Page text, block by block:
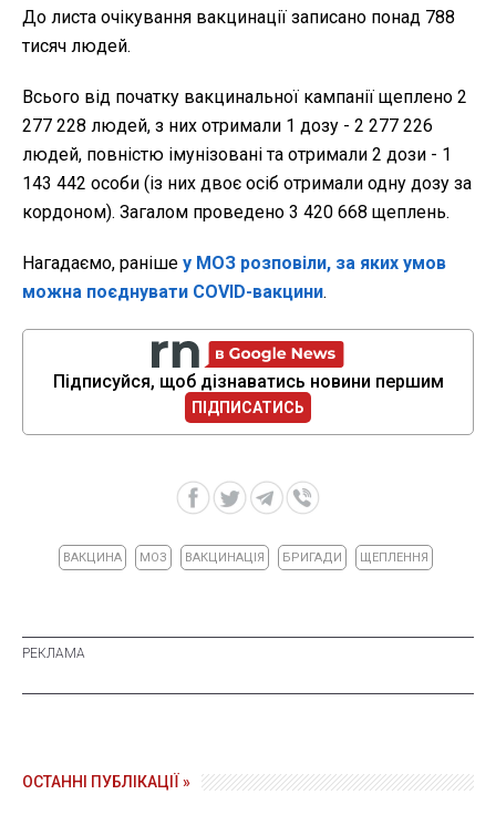
До листа очікування вакцинації записано понад 788
тисяч людей.
Всього від початку вакцинальної кампанії щеплено 2
277 228 людей, з них отримали 1 дозу - 2 277 226
людей, повністю імунізовані та отримали 2 дози - 1
143 442 особи (із них двоє осіб отримали одну дозу за
кордоном). Загалом проведено 3 420 668 щеплень.
Нагадаємо, раніше у МОЗ розповіли, за яких умов
можна поєднувати COVID-вакцини.
Підписуйся, щоб дізнаватись новини першим
ПІДПИСАТИСЬ
ВАКЦИНА МОЗ ВАКЦИНАЦІЯ БРИГАДИ ЩЕПЛЕННЯ
ОСТАННІ ПУБЛІКАЦІЇ »